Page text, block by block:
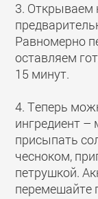
3. Открываем
Равномерно
оставляем
15 минут.
4. Теперь
ингредиент –
присыпать
чесноком,
петрушкой.
перемешайте